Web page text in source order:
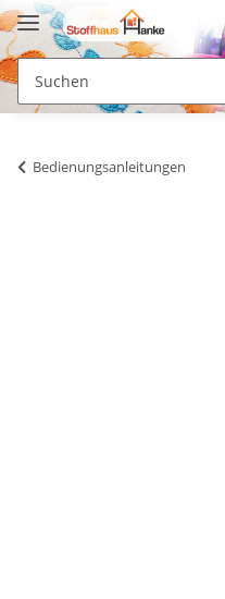
Bedienungsanleitungen